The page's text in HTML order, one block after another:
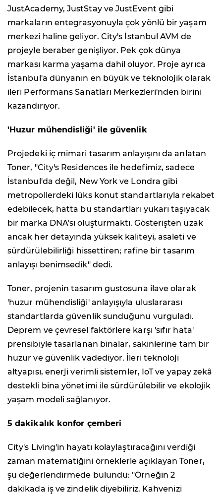
JustAcademy, JustStay ve JustEvent gibi
markaların entegrasyonuyla çok yönlü bir yaşam
merkezi haline geliyor. City's İstanbul AVM de
projeyle beraber genişliyor. Pek çok dünya
markası karma yaşama dahil oluyor. Proje ayrıca
İstanbul'a dünyanın en büyük ve teknolojik olarak
ileri Performans Sanatları Merkezleri'nden birini
kazandırıyor.
'Huzur mühendisliği' ile güvenlik
Projedeki iç mimari tasarım anlayışını da anlatan
Toner, "City's Residences ile hedefimiz, sadece
İstanbul'da değil, New York ve Londra gibi
metropollerdeki lüks konut standartlarıyla rekabet
edebilecek, hatta bu standartları yukarı taşıyacak
bir marka DNA'sı oluşturmaktı. Gösterişten uzak
ancak her detayında yüksek kaliteyi, asaleti ve
sürdürülebilirliği hissettiren; rafine bir tasarım
anlayışı benimsedik" dedi.
Toner, projenin tasarım gustosuna ilave olarak
'huzur mühendisliği' anlayışıyla uluslararası
standartlarda güvenlik sunduğunu vurguladı.
Deprem ve çevresel faktörlere karşı 'sıfır hata'
prensibiyle tasarlanan binalar, sakinlerine tam bir
huzur ve güvenlik vadediyor. İleri teknoloji
altyapısı, enerji verimli sistemler, IoT ve yapay zekâ
destekli bina yönetimi ile sürdürülebilir ve ekolojik
yaşam modeli sağlanıyor.
5 dakikalık konfor çemberi
City's Living'in hayatı kolaylaştıracağını verdiği
zaman matematiğini örneklerle açıklayan Toner,
şu değerlendirmede bulundu: "Örneğin 2
dakikada iş ve zindelik diyebiliriz. Kahvenizi